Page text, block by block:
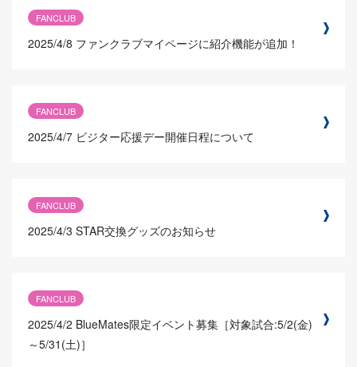
FANCLUB
2025/4/8 ファンクラブマイページに紹介機能が追加！
FANCLUB
2025/4/7 ビジター応援デー開催日程について
FANCLUB
2025/4/3 STAR交換グッズのお知らせ
FANCLUB
2025/4/2 BlueMates限定イベント募集［対象試合:5/2(金)
～5/31(土)］